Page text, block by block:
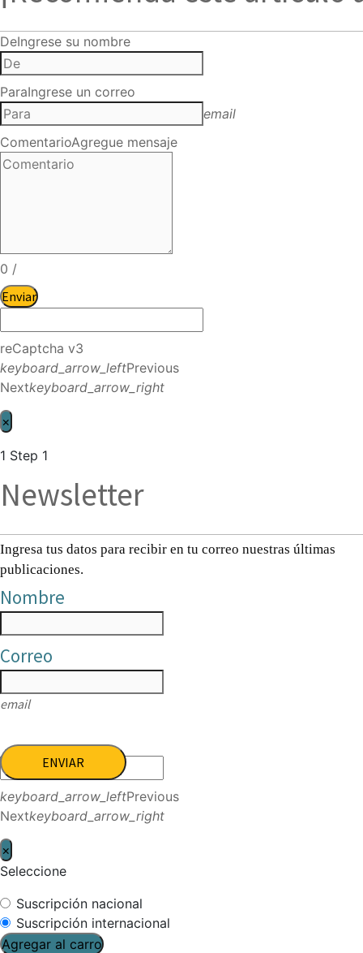
DeIngrese su nombre
ParaIngrese un correo
email
ComentarioAgregue mensaje
0 /
Enviar
reCaptcha v3
keyboard_arrow_leftPrevious
Nextkeyboard_arrow_right
×
1 Step 1
Newsletter
Ingresa tus datos para recibir en tu correo nuestras últimas
publicaciones.
Nombre
Correo
email
ENVIAR
keyboard_arrow_leftPrevious
Nextkeyboard_arrow_right
×
Seleccione
Suscripción nacional
Suscripción internacional
Agregar al carro